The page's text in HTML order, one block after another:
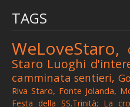
> 7' Camminata tra
> 8' Camminata tra
> I mercatini dello
> 9' Camminata tra
> 26° Corsa Staro-
TAGS
WeLoveStaro,
Staro Luoghi
camminata sentieri,
Riva Staro, Fonte Jolanda,
Festa della SS.Trinità; La